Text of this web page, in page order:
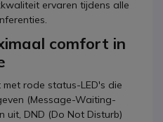
ervaren tijdens alle
comfort in
rode status-LED's die
(Message-Waiting-
uit, DND (Do Not Disturb)